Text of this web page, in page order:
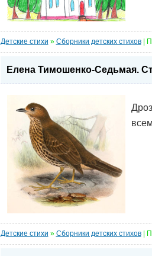
Детские стихи » Сборники детских стихов|
Елена Тимошенко-Седьмая.
Детские стихи » Сборники детских стихов|